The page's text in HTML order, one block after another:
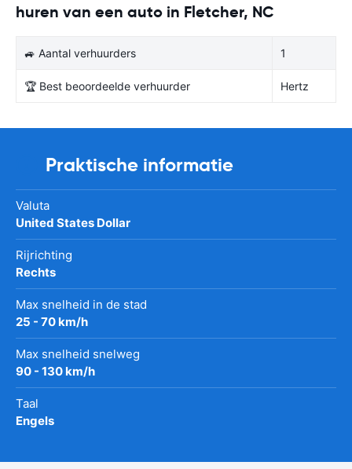
huren van een auto in Fletcher, NC
🚙 Aantal verhuurders 1
🏆 Best beoordeelde verhuurder Hertz
Praktische informatie
Valuta
United States Dollar
Rijrichting
Rechts
Max snelheid in de stad
25 - 70 km/h
Max snelheid snelweg
90 - 130 km/h
Taal
Engels